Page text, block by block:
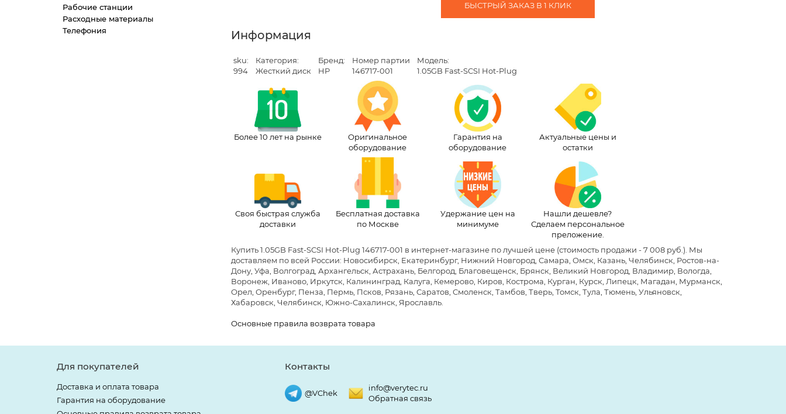
Рабочие станции
Расходные материалы
Телефония
БЫСТРЫЙ ЗАКАЗ В 1 КЛИК
Информация
sku:
994
Категория:
Жесткий диск
Бренд:
HP
Номер партии
146717-001
Модель:
1.05GB Fast-SCSI Hot-Plug
Более 10 лет на рынке
Оригинальное
оборудование
Гарантия на
оборудование
Актуальные цены и
остатки
Своя быстрая служба
доставки
Бесплатная доставка
по Москве
Удержание цен на
минимуме
Нашли дешевле?
Сделаем персональное
преложение.
Купить 1.05GB Fast-SCSI Hot-Plug 146717-001 в интернет-магазине по лучшей цене(стоимость продажи - 7 008 руб.) . Мы
доставляем по всей России: Новосибирск, Екатеринбург, Нижний Новгород, Самара, Омск, Казань, Челябинск, Ростов-на-
Дону, Уфа, Волгоград, Архангельск, Астрахань, Белгород, Благовещенск, Брянск, Великий Новгород, Владимир, Вологда,
Воронеж, Иваново, Иркутск, Калининград, Калуга, Кемерово, Киров, Кострома, Курган, Курск, Липецк, Магадан, Мурманск,
Орел, Оренбург, Пенза, Пермь, Псков, Рязань, Саратов, Смоленск, Тамбов, Тверь, Томск, Тула, Тюмень, Ульяновск,
Хабаровск, Челябинск, Южно-Сахалинск, Ярославль.
Основные правила возврата товара
Для покупателей
Доставка и оплата товара
Гарантия на оборудование
Контакты
@VChek
info@verytec.ru
Обратная связь